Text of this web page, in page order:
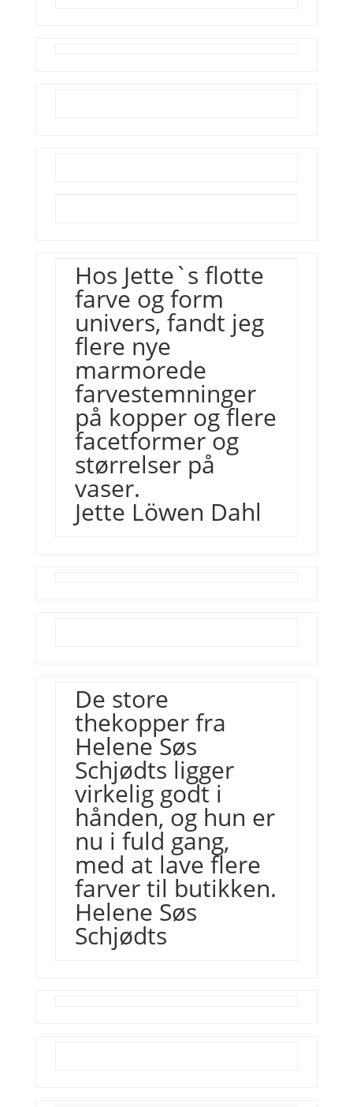
Hos Jette`s flotte
farve og form
univers, fandt jeg
flere nye
marmorede
farvestemninger
på kopper og flere
facetformer og
størrelser på
vaser.
Jette Löwen Dahl
De store
thekopper fra
Helene Søs
Schjødts ligger
virkelig godt i
hånden, og hun er
nu i fuld gang,
med at lave flere
farver til butikken.
Helene Søs
Schjødts